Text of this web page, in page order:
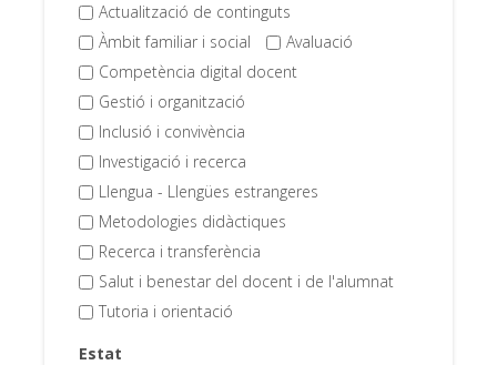
Actualització de continguts
Àmbit familiar i social
Avaluació
Competència digital docent
Gestió i organització
Inclusió i convivència
Investigació i recerca
Llengua - Llengües estrangeres
Metodologies didàctiques
Recerca i transferència
Salut i benestar del docent i de l'alumnat
Tutoria i orientació
Estat